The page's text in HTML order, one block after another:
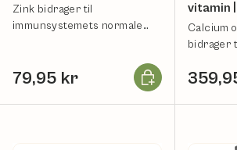
Zink bidrager til
immunsystemets normale
79,95 kr Læg i kurv
vitamin
Calcium
bidrager